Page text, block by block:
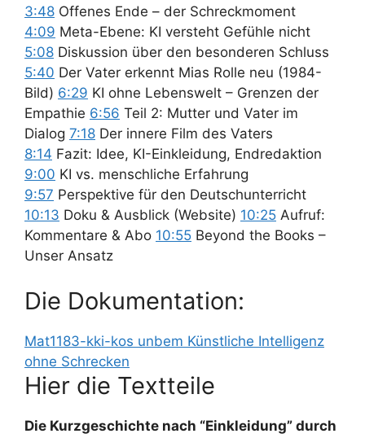
3:48 Offenes Ende – der Schreckmoment
4:09 Meta-Ebene: KI versteht Gefühle nicht
5:08 Diskussion über den besonderen Schluss
5:40 Der Vater erkennt Mias Rolle neu (1984-
Bild) 6:29 KI ohne Lebenswelt – Grenzen der
Empathie 6:56 Teil 2: Mutter und Vater im
Dialog 7:18 Der innere Film des Vaters
8:14 Fazit: Idee, KI-Einkleidung, Endredaktion
9:00 KI vs. menschliche Erfahrung
9:57 Perspektive für den Deutschunterricht
10:13 Doku & Ausblick (Website) 10:25 Aufruf:
Kommentare & Abo 10:55 Beyond the Books –
Unser Ansatz
Die Dokumentation:
Mat1183-kki-kos unbem Künstliche Intelligenz
ohne Schrecken
Hier die Textteile
Die Kurzgeschichte nach “Einkleidung” durch